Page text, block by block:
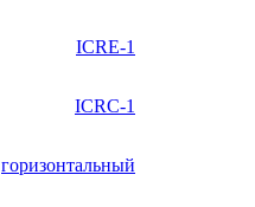
ICRE-1
ICRC-1
горизонтальный